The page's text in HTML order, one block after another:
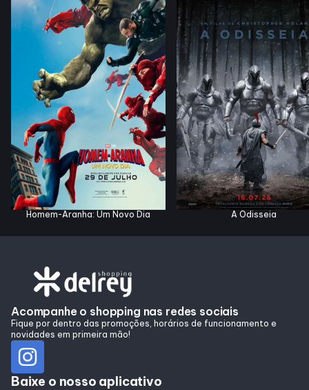
Horários
Entretenimento
Cinema
Eventos
Fique por dentro
Lojas
Alimentação
Programa de benefícios
Homem-Aranha: Um Novo Dia A Odisseia
Acompanhe o shopping nas redes sociais
Fique por dentro das promoções, horários de funcionamento e
novidades em primeira mão!
Baixe o nosso aplicativo